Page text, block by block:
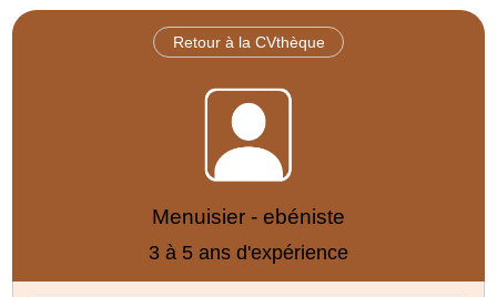
Retour à la CVthèque
Menuisier - ebéniste
3 à 5 ans d'expérience